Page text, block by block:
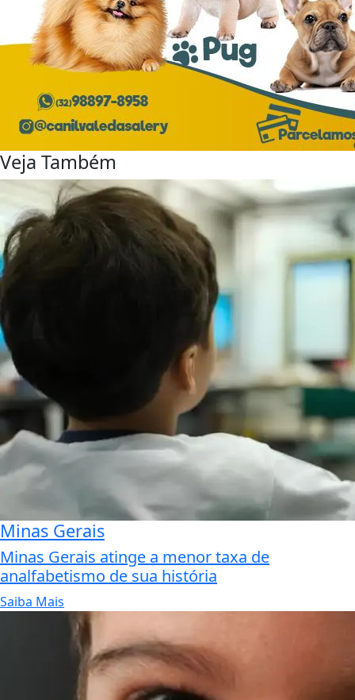
Veja Também
Minas Gerais
Minas Gerais atinge a menor taxa de
analfabetismo de sua história
Saiba Mais